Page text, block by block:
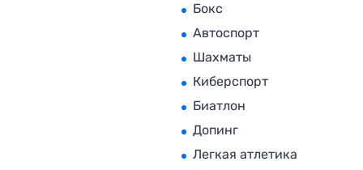
Бокс
Автоспорт
Шахматы
Киберспорт
Биатлон
Допинг
Легкая атлетика